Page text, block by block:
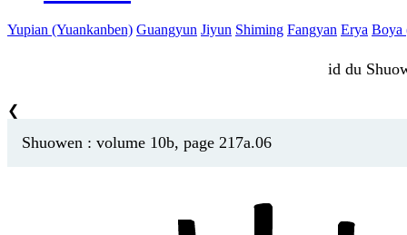
Yupian (Yuankanben) Guangyun Jiyun Shiming Fangyan Erya Boya
id du
❮
Shuowen : volume 10b, page 217a.06